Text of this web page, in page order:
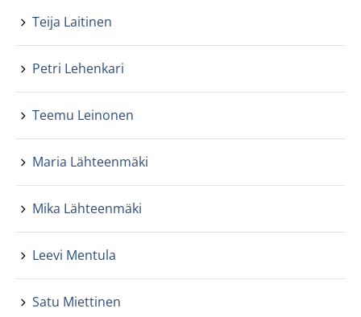
Teija Laitinen
Petri Lehenkari
Teemu Leinonen
Maria Lähteenmäki
Mika Lähteenmäki
Leevi Mentula
Satu Miettinen